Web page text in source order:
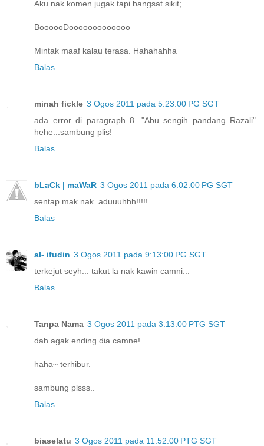
Aku nak komen jugak tapi bangsat sikit;
BoooooDooooooooooooo
Mintak maaf kalau terasa. Hahahahha
Balas
minah fickle 3 Ogos 2011 pada 5:23:00 PG SGT
ada error di paragraph 8. "Abu sengih pandang Razali".
hehe...sambung plis!
Balas
bLaCk | maWaR 3 Ogos 2011 pada 6:02:00 PG SGT
sentap mak nak..aduuuhhh!!!!!
Balas
al- ifudin 3 Ogos 2011 pada 9:13:00 PG SGT
terkejut seyh... takut la nak kawin camni...
Balas
Tanpa Nama 3 Ogos 2011 pada 3:13:00 PTG SGT
dah agak ending dia camne!
haha~ terhibur.
sambung plsss..
Balas
biaselatu 3 Ogos 2011 pada 11:52:00 PTG SGT